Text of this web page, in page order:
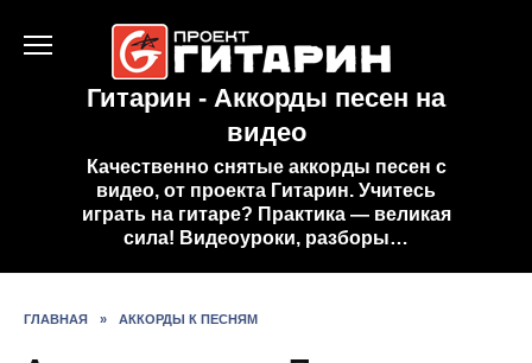
Гитарин - Аккорды песен на
видео
Качественно снятые аккорды песен с
видео, от проекта Гитарин. Учитесь
играть на гитаре? Практика — великая
сила! Видеоуроки, разборы…
ГЛАВНАЯ » АККОРДЫ К ПЕСНЯМ